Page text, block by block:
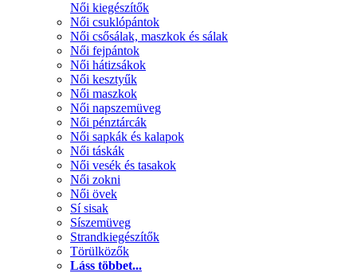
Női kiegészítők
Női csuklópántok
Női csősálak, maszkok és sálak
Női fejpántok
Női hátizsákok
Női kesztyűk
Női maszkok
Női napszemüveg
Női pénztárcák
Női sapkák és kalapok
Női táskák
Női vesék és tasakok
Női zokni
Női övek
Sí sisak
Síszemüveg
Strandkiegészítők
Törülközők
Láss többet...